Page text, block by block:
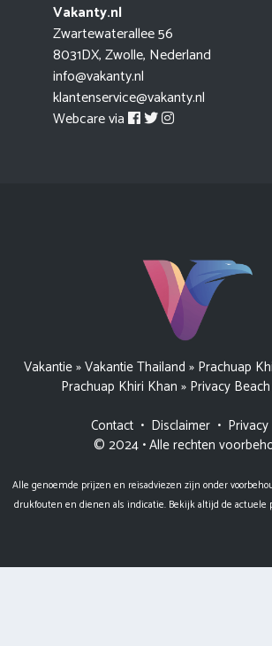
Vakanty.nl
Zwartewaterallee 56
8031DX, Zwolle, Nederland
info@vakanty.nl
klantenservice@vakanty.nl
Webcare via
Vakantie»Vakantie Thailand » Prachuap
Prachuap Khiri Khan » Privacy
Contact• Disclaimer•
© 2024 • Alle rechten
Alle genoemde prijzen en reisadviezen zijn onder
drukfouten en dienen als indicatie. Bekijk altijd de actuele